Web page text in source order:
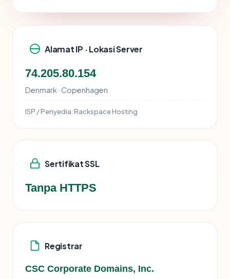
Alamat IP · Lokasi Server
74.205.80.154
Denmark · Copenhagen
ISP / Penyedia: Rackspace Hosting
Sertifikat SSL
Tanpa HTTPS
Registrar
CSC Corporate Domains, Inc.